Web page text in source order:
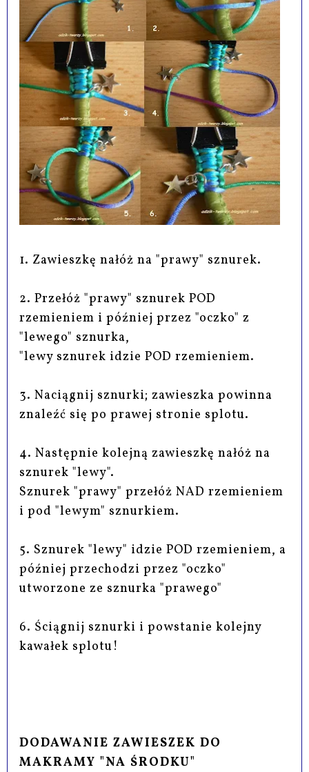
1. Zawieszkę nałóż na "prawy" sznurek.
2. Przełóż "prawy" sznurek POD
rzemieniem i później przez "oczko" z
"lewego" sznurka,
"lewy sznurek idzie POD rzemieniem.
3. Naciągnij sznurki; zawieszka powinna
znaleźć się po prawej stronie splotu.
4. Następnie kolejną zawieszkę nałóż na
sznurek "lewy".
Sznurek "prawy" przełóż NAD rzemieniem
i pod "lewym" sznurkiem.
5. Sznurek "lewy" idzie POD rzemieniem, a
później przechodzi przez "oczko"
utworzone ze sznurka "prawego"
6. Ściągnij sznurki i powstanie kolejny
kawałek splotu!
DODAWANIE ZAWIESZEK DO
MAKRAMY "NA ŚRODKU"